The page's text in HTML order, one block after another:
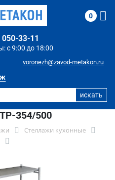
с 9:00 до 18:00
33-11
voronezh@zavod-metakon.ru
0
354/500
Стеллажи кухонные